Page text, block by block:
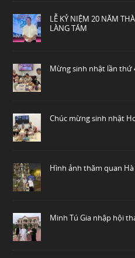
LỄ KỶ NIỆM 20 NĂM
LÀNG TÁM
Mừng sinh nhật lần thứ
Chúc mừng sinh nhật
Hình ảnh thăm quan Hà
Minh Tú Gia nhập hội